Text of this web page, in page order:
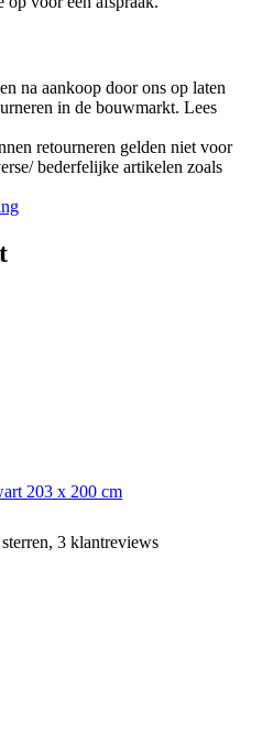
na aankoop door ons op laten
in de bouwmarkt. Lees
retourneren gelden niet voor
bederfelijke artikelen zoals
203 x 200 cm
3 klantreviews